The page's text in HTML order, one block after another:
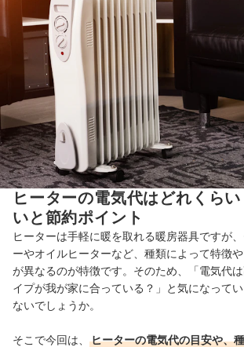
ヒーターの電気代はどれくら
いと節約ポイント
ヒーターは手軽に暖を取れる暖房器具ですが
ーやオイルヒーターなど、種類によって特徴
が異なるのが特徴です。そのため、「電気代
イプが我が家に合っている？」と気になって
ないでしょうか。
そこで今回は、
ヒーターの電気代の目安や、